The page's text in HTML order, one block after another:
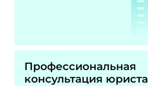
Профессиональная
консультация юриста